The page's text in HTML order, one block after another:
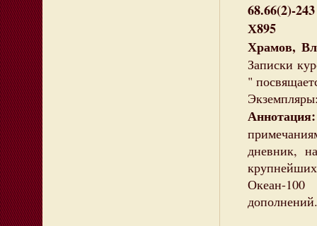
68.66(2)-243
Х895
Храмов,
Записки
"
дневник,
Океан-
дополнений.